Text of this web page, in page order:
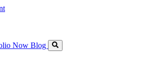
Now Blog